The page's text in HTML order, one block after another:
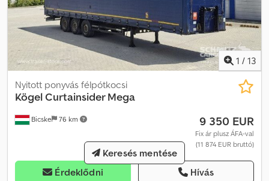
telematikai szolgáltatásokat kínálunk. Személyesen is szívesen
adunk tanácsot. Cjdpfx Aaezkchpehorf
1 / 13
Bicske 76 km
Nyitott ponyvás félpótkocsi
KögelCurtainsider Mega
9 350 EUR
Fix ár plusz ÁFA-val
(11 874 EUR bruttó)
Érdeklődni Hívás
Keresés mentése